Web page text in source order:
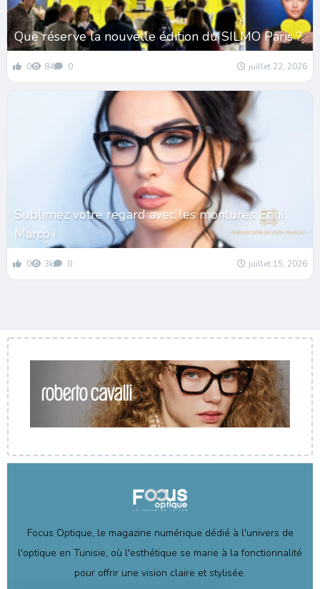
Que réserve la nouvelle édition du SILMO Paris ?
0 84 0 juillet 22, 2026
Sublimez votre regard avec les montures Enni
Marco !
0 3k 0 juillet 15, 2026
Focus Optique, le magazine numérique dédié à l'univers de
l'optique en Tunisie, où l'esthétique se marie à la fonctionnalité
pour offrir une vision claire et stylisée.